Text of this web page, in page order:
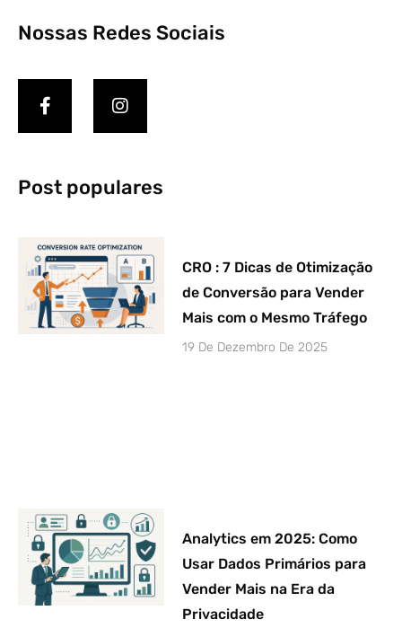
Nossas Redes Sociais
Post populares
CRO : 7 Dicas de Otimização
de Conversão para Vender
Mais com o Mesmo Tráfego
19 De Dezembro De 2025
Analytics em 2025: Como
Usar Dados Primários para
Vender Mais na Era da
Privacidade